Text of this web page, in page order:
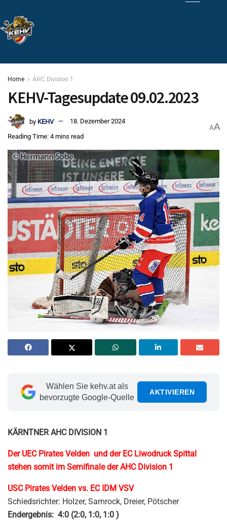
Home AHC Division 1
KEHV-Tagesupdate 09.02.2023
by KEHV
18. Dezember 2024
Reading Time: 4 mins read
AA
Wählen Sie kehv.at als
bevorzugte Google-Quelle
AKTIVIEREN
KÄRNTNER AHC DIVISION 1
Der UEC Pirates Velden und der EC Liwodruck Spittal
stehen somit im Semifinale der AHC Division 1
USC Pirates Velden vs. EC IDM VSV
Schiedsrichter: Holzer, Samrock, Dreier, Pötscher
Endergebnis: 4:0 (2:0, 1:0, 1:0 )